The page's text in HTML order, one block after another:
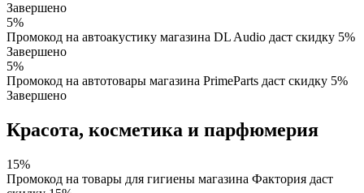
Завершено
5%
Промокод на автоакустику магазина DL Audio даст скидку 5%
Завершено
5%
Промокод на автотовары магазина PrimeParts даст скидку 5%
Завершено
Красота, косметика и парфюмерия
15%
Промокод на товары для гигиены магазина Фактория даст